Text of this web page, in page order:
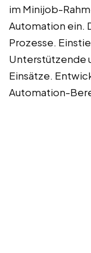
im Minijob-
Automation ein.
Prozesse.
Unterstützende
Einsätze.
Automation-